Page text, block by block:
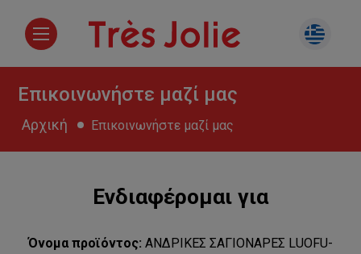
Επικοινωνήστε μαζί μας
Αρχική Επικοινωνήστε μαζί μας
Ενδιαφέρομαι για
Όνομα προϊόντος: ΑΝΔΡΙΚΕΣ ΣΑΓΙΟΝΑΡΕΣ LUOFU-